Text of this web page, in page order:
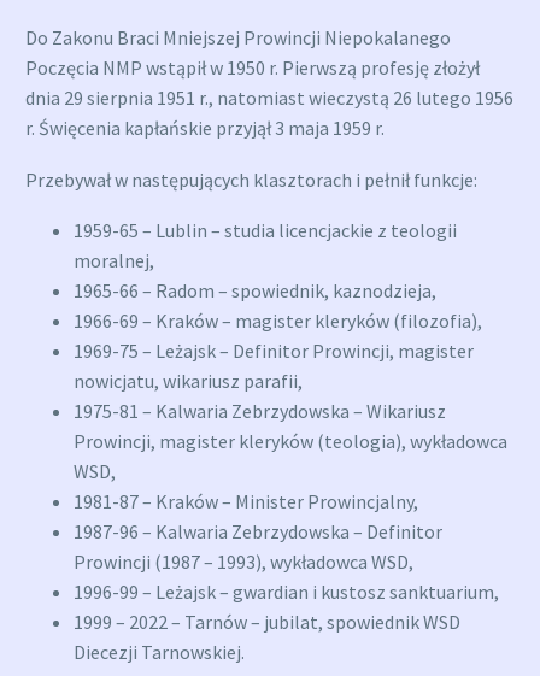
Do Zakonu Braci Mniejszej Prowincji Niepokalanego
Poczęcia NMP wstąpił w 1950 r. Pierwszą profesję złożył
dnia 29 sierpnia 1951 r., natomiast wieczystą 26 lutego 1956
r. Święcenia kapłańskie przyjął 3 maja 1959 r.
Przebywał w następujących klasztorach i pełnił funkcje:
1959-65 – Lublin – studia licencjackie z teologii
moralnej,
1965-66 – Radom – spowiednik, kaznodzieja,
1966-69 – Kraków – magister kleryków (filozofia),
1969-75 – Leżajsk – Definitor Prowincji, magister
nowicjatu, wikariusz parafii,
1975-81 – Kalwaria Zebrzydowska – Wikariusz
Prowincji, magister kleryków (teologia), wykładowca
WSD,
1981-87 – Kraków – Minister Prowincjalny,
1987-96 – Kalwaria Zebrzydowska – Definitor
Prowincji (1987 – 1993), wykładowca WSD,
1996-99 – Leżajsk – gwardian i kustosz sanktuarium,
1999 – 2022 – Tarnów – jubilat, spowiednik WSD
Diecezji Tarnowskiej.